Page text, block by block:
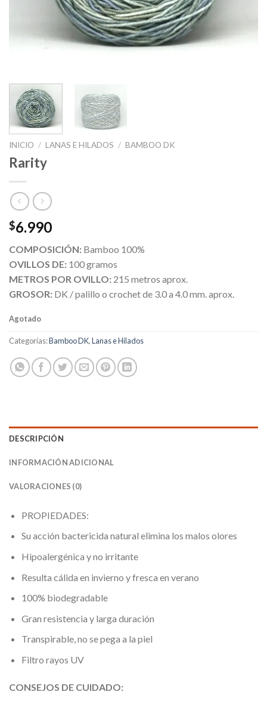
INICIO / LANAS E HILADOS / BAMBOO DK
Rarity
$6.990
COMPOSICIÓN: Bamboo 100%
OVILLOS DE: 100 gramos
METROS POR OVILLO: 215 metros aprox.
GROSOR: DK / palillo o crochet de 3.0 a 4.0 mm. aprox.
Agotado
Categorías:Bamboo DK,Lanas e Hilados
DESCRIPCIÓN
INFORMACIÓN ADICIONAL
VALORACIONES (0)
PROPIEDADES:
Su acción bactericida natural elimina los malos olores
Hipoalergénica y no irritante
Resulta cálida en invierno y fresca en verano
100% biodegradable
Gran resistencia y larga duración
Transpirable, no se pega a la piel
Filtro rayos UV
CONSEJOS DE CUIDADO: